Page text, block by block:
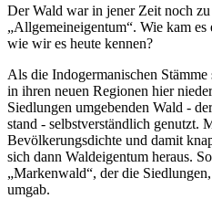
Der Wald war in jener Zeit noch
„Allgemeineigentum“. Wie kam
wie wir es heute kennen?
Als die Indogermanischen
in ihren neuen Regionen hier
Siedlungen umgebenden Wald -
stand - selbstverständlich genutzt.
Bevölkerungsdichte und damit
sich dann Waldeigentum heraus.
„Markenwald“, der die
umgab.